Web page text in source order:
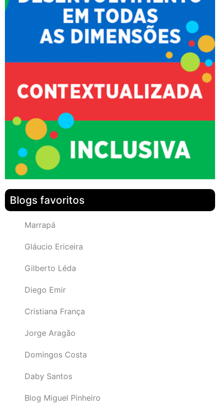
Blogs favoritos
Marrapá
Gláucio Ericeira
Gilberto Léda
Diego Emir
Cristiana França
Jorge Aragão
Domingos Costa
Daby Santos
Blog Miguel Pinheiro